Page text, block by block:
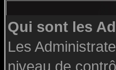
Qui sont les
Les
niveau de